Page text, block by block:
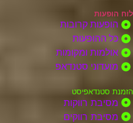
לוח הופעות
הופעות קרובות
כל ההופעות
אולמות ומקומות
מועדוני סטנדאפ
הזמנת סטנדאפיסט
מסיבת רווקות
מסיבת רווקים